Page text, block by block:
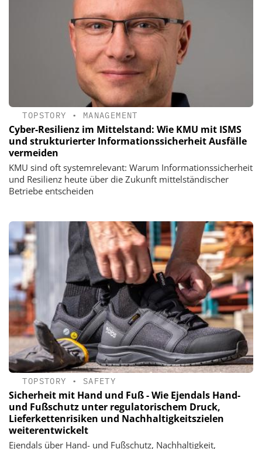
TOPSTORY • MANAGEMENT
Cyber-Resilienz im Mittelstand: Wie KMU mit ISMS
und strukturierter Informationssicherheit Ausfälle
vermeiden
KMU sind oft systemrelevant: Warum Informationssicherheit
und Resilienz heute über die Zukunft mittelständischer
Betriebe entscheiden
TOPSTORY • SAFETY
Sicherheit mit Hand und Fuß - Wie Ejendals Hand-
und Fußschutz unter regulatorischem Druck,
Lieferkettenrisiken und Nachhaltigkeitszielen
weiterentwickelt
Ejendals über Hand- und Fußschutz, Nachhaltigkeit,